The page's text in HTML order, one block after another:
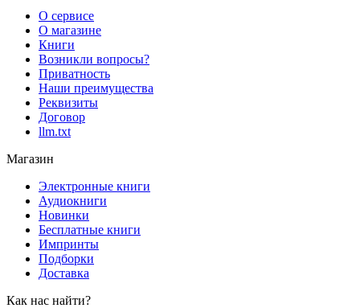
О сервисе
О магазине
Книги
Возникли вопросы?
Приватность
Наши преимущества
Реквизиты
Договор
llm.txt
Магазин
Электронные книги
Аудиокниги
Новинки
Бесплатные книги
Импринты
Подборки
Доставка
Как нас найти?